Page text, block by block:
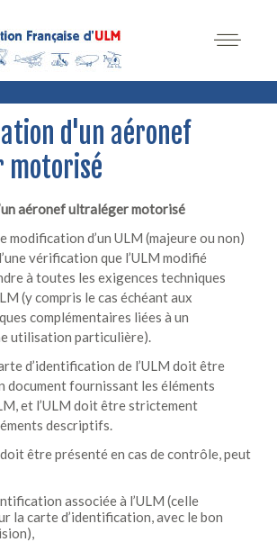
d'un aéronef
aéronef ultraléger motorisé
modification d’un ULM (majeure ou non)
vérification que l’ULM modifié
à toutes les exigences techniques
(y compris le cas échéant aux
complémentaires liées à un
utilisation particulière).
d’identification de l’ULM doit être
document fournissant les éléments
et l’ULM doit être strictement
descriptifs.
être présenté en cas de contrôle, peut
associée à l’ULM (celle
la carte d’identification, avec le bon